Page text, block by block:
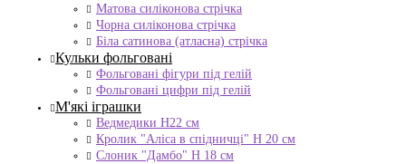
Матова силіконова стрічка
Чорна силіконова стрічка
Біла сатинова (атласна) стрічка
Кульки фольговані
Фольговані фігури під гелій
Фольговані цифри під гелій
М'які іграшки
Ведмедики H22 см
Кролик "Аліса в спідничці" Н 20 см
Слоник "Дамбо" Н 18 см